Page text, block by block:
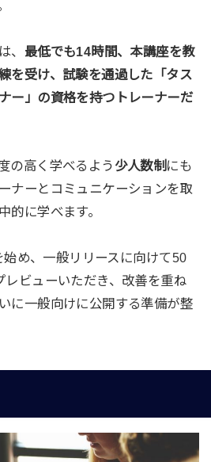
、 最低でも14時間、本講座を教
を受け、試験を通過した「タス
ー」の資格を持つトレーナーだ
の高く学べるよう 少人数制 にも
ナーとコミュニケーションを取
的に学べます。
め、一般リリースに向けて50
ビューいただき、改善を重ね
に一般向けに公開する準備が整